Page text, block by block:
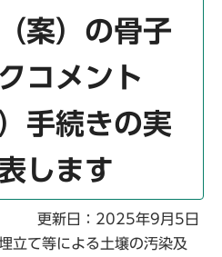
案）の骨子
コメント
手続きの実
します
更新日：2025年9月5日
立て等による土壌の汚染及